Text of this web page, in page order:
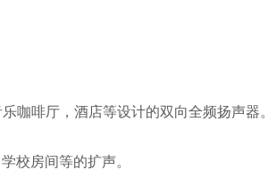
咖啡厅，酒店等设计的双向全频扬声器。
校房间等的扩声。